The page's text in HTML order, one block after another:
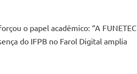
o papel acadêmico: “A
do IFPB no Farol Digital amplia